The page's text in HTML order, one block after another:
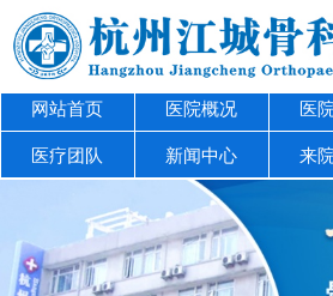
网站首页 医院概况 医
医疗团队 新闻中心 来